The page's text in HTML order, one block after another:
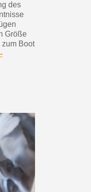
des
Größe
Boot